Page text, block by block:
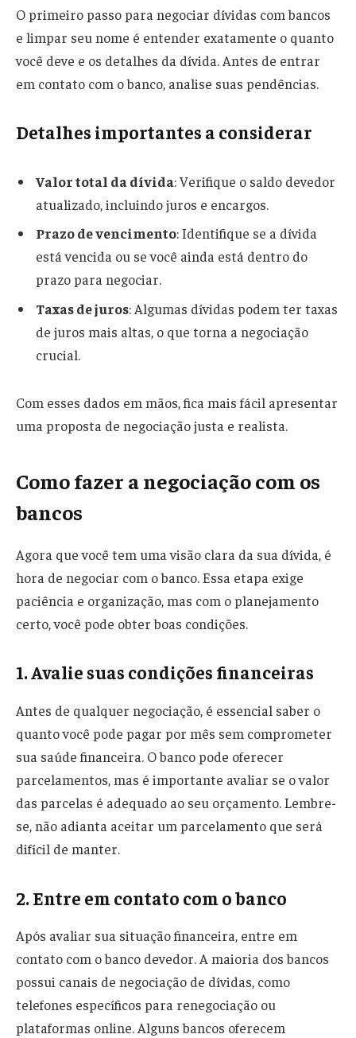
O primeiro passo para negociar dívidas com bancos
e limpar seu nome é entender exatamente o quanto
você deve e os detalhes da dívida. Antes de entrar
em contato com o banco, analise suas pendências.
Detalhes importantes a considerar
Valor total da dívida: Verifique o saldo devedor
atualizado, incluindo juros e encargos.
Prazo de vencimento: Identifique se a dívida
está vencida ou se você ainda está dentro do
prazo para negociar.
Taxas de juros: Algumas dívidas podem ter taxas
de juros mais altas, o que torna a negociação
crucial.
Com esses dados em mãos, fica mais fácil apresentar
uma proposta de negociação justa e realista.
Como fazer a negociação com os
bancos
Agora que você tem uma visão clara da sua dívida, é
hora de negociar com o banco. Essa etapa exige
paciência e organização, mas com o planejamento
certo, você pode obter boas condições.
1. Avalie suas condições financeiras
Antes de qualquer negociação, é essencial saber o
quanto você pode pagar por mês sem comprometer
sua saúde financeira. O banco pode oferecer
parcelamentos, mas é importante avaliar se o valor
das parcelas é adequado ao seu orçamento. Lembre-
se, não adianta aceitar um parcelamento que será
difícil de manter.
2. Entre em contato com o banco
Após avaliar sua situação financeira, entre em
contato com o banco devedor. A maioria dos bancos
possui canais de negociação de dívidas, como
telefones específicos para renegociação ou
plataformas online. Alguns bancos oferecem